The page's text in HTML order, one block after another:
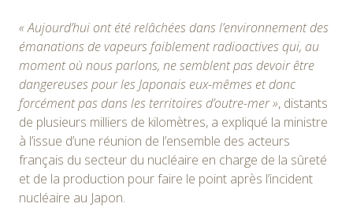
« Aujourd’hui ont été relâchées dans l’environnement des
émanations de vapeurs faiblement radioactives qui, au
moment où nous parlons, ne semblent pas devoir être
dangereuses pour les Japonais eux-mêmes et donc
forcément pas dans les territoires d’outre-mer », distants
de plusieurs milliers de kilomètres, a expliqué la ministre
à l’issue d’une réunion de l’ensemble des acteurs
français du secteur du nucléaire en charge de la sûreté
et de la production pour faire le point après l’incident
nucléaire au Japon.